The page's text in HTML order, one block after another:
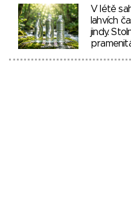
V létě
lahvích
jindy.